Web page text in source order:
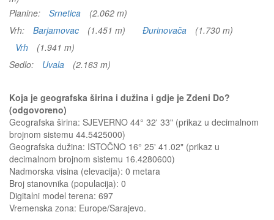
Planine:
Srnetica
(2.062 m)
Vrh:
Barjamovac (1.451 m) Đurinovača
(1.730 m)
Vrh
(1.941 m)
Sedlo:
Uvala (2.163 m)
Koja je geografska širina i dužina i gdje je Zdeni Do?
(odgovoreno)
Geografska širina: SJEVERNO 44° 32' 33" (prikaz u decimalnom
brojnom sistemu 44.5425000)
Geografska dužina: ISTOČNO 16° 25' 41.02" (prikaz u
decimalnom brojnom sistemu 16.4280600)
Nadmorska visina (elevacija): 0 metara
Broj stanovnika (populacija): 0
Digitalni model terena: 697
Vremenska zona: Europe/Sarajevo.